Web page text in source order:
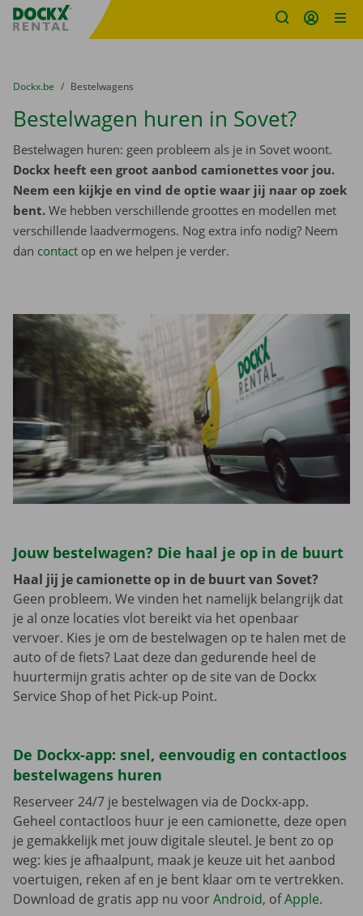
Fratello DEMO
U bevindt zich hier:
van
Dockx.be naar
Bestelwagens
Bestelwagen huren in Sovet?
Bestelwagen huren: geen probleem als je in Sovet woont.
Dockx heeft een groot aanbod camionettes voor jou.
Neem een kijkje en vind de optie waar jij naar op zoek
bent. We hebben verschillende groottes en modellen met
verschillende laadvermogens. Nog extra info nodig? Neem
dan contact op en we helpen je verder.
Jouw bestelwagen? Die haal je op in de buurt
Haal jij je camionette op in de buurt van Sovet?
Geen probleem. We vinden het namelijk belangrijk dat
je al onze locaties vlot bereikt via het openbaar
vervoer. Kies je om de bestelwagen op te halen met de
auto of de fiets? Laat deze dan gedurende heel de
huurtermijn gratis achter op de site van de Dockx
Service Shop of het Pick-up Point.
De Dockx-app: snel, eenvoudig en contactloos
bestelwagens huren
Reserveer 24/7 je bestelwagen via de Dockx-app.
Geheel contactloos huur je een camionette, deze open
je gemakkelijk met jouw digitale sleutel. Je bent zo op
weg: kies je afhaalpunt, maak je keuze uit het aanbod
voertuigen, reken af en je bent klaar om te vertrekken.
Download de gratis app nu voorAndroid, ofApple.